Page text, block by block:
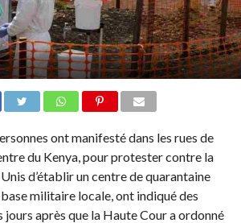
ont manifesté dans les rues de
du Kenya, pour protester contre la
d’établir un centre de quarantaine
militaire locale, ont indiqué des
jours après que la Haute Cour a ordonné